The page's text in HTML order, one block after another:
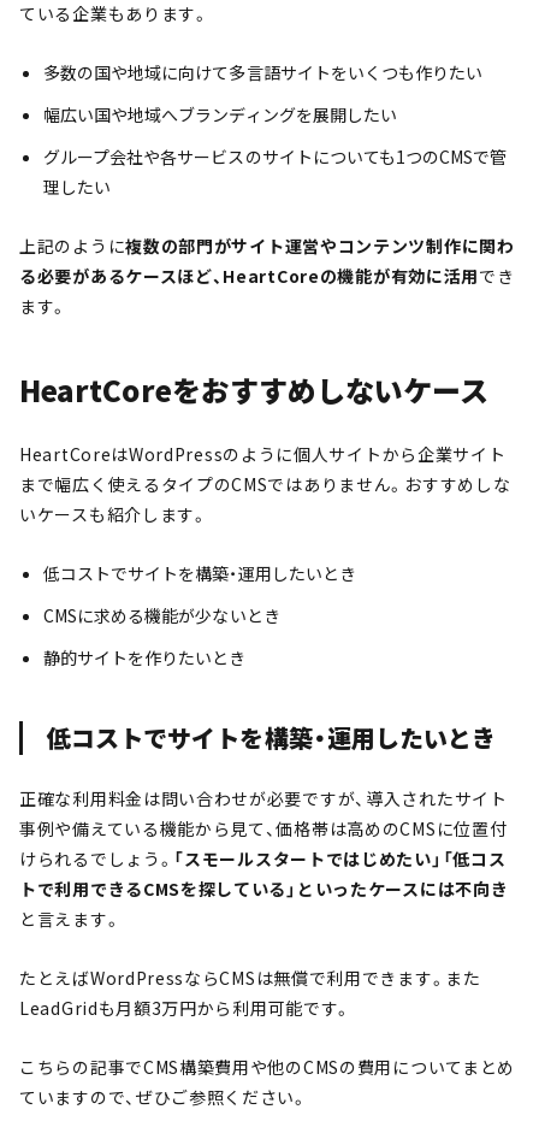
ている企業もあります。
多数の国や地域に向けて多言語サイトをいくつも作りたい
幅広い国や地域へブランディングを展開したい
グループ会社や各サービスのサイトについても1つのCMSで管
理したい
上記のように複数の部門がサイト運営やコンテンツ制作に関わ
る必要があるケースほど、HeartCoreの機能が有効に活用でき
ます。
HeartCoreをおすすめしないケース
HeartCoreはWordPressのように個人サイトから企業サイト
まで幅広く使えるタイプのCMSではありません。おすすめしな
いケースも紹介します。
低コストでサイトを構築・運用したいとき
CMSに求める機能が少ないとき
静的サイトを作りたいとき
低コストでサイトを構築・運用したいとき
正確な利用料金は問い合わせが必要ですが、導入されたサイト
事例や備えている機能から見て、価格帯は高めのCMSに位置付
けられるでしょう。 「スモールスタートではじめたい」「低コス
トで利用できるCMSを探している」といったケースには不向き
と言えます。
たとえばWordPressならCMSは無償で利用できます。また
LeadGridも月額3万円から利用可能です。
こちらの記事でCMS構築費用や他のCMSの費用についてまとめ
ていますので、ぜひご参照ください。